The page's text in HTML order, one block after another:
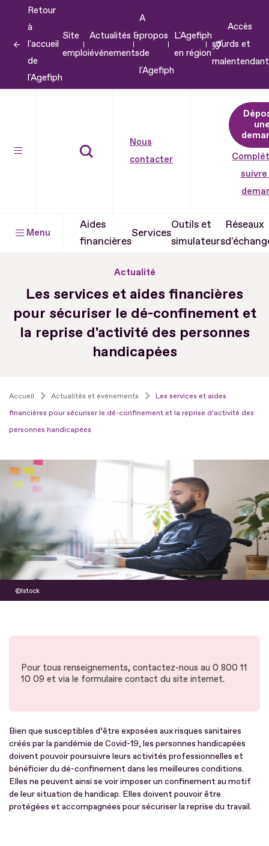
contenu
Retour
à
l'accueil
de
l'Agefiph
Site
emploi
Actualités &
événements
A
propos
de
l'Agefiph
L'Agefiph
en région
Accès
sourds et
Nous
contacter
suivre
Menu
Aides
financières
Services
Outils et
simulateurs
Réseaux
Actualité
Les services et aides financières
pour sécuriser le dé-confinement et
la reprise d'activité des personnes
handicapées
Accueil Actualités et événements
Les services et aides
financières pour sécuriser le dé-confinement et la reprise d'activité des
personnes handicapées
Istock
Pour tous renseignements, contactez-nous au 0 800 11
10 09 et via le formulaire contact du site internet.
Bien que susceptibles d’être exposées aux risques sanitaires
créés par la pandémie de Covid-19, les personnes handicapées
doivent pouvoir poursuivre leurs activités professionnelles et
bénéficier du dé-confinement dans les meilleures conditions.
Elles ne peuvent ainsi se voir imposer un confinement au motif
de leur situation de handicap. Elles doivent pouvoir être
protégées et accompagnées pour sécuriser la reprise du travail.